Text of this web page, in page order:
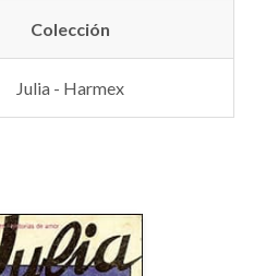
Colección
Julia - Harmex